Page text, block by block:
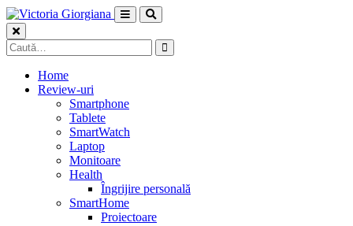
Skip
to
content
Caută
după:
Home
Review-uri
Smartphone
Tablete
SmartWatch
Laptop
Monitoare
Health
Îngrijire personală
SmartHome
Proiectoare